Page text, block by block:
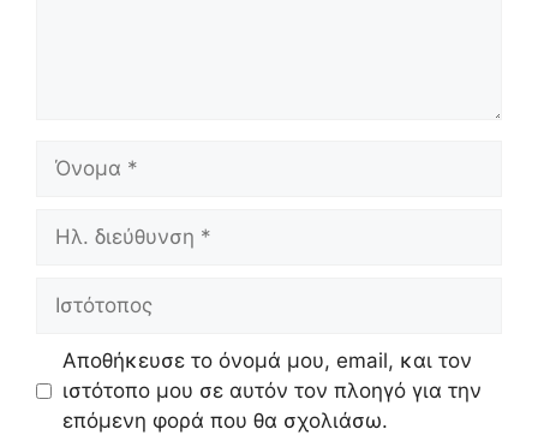
Όνομα
Ηλ.
Ιστότοπος
Αποθήκευσε το όνομά μου, email, και τον
ιστότοπο μου σε αυτόν τον πλοηγό για την
επόμενη φορά που θα σχολιάσω.